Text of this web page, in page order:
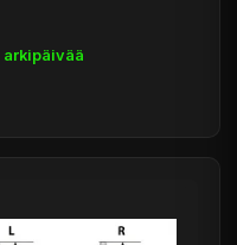
arkipäivää